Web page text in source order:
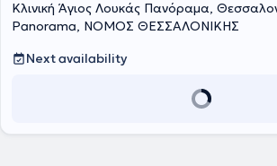
manages cases of Pediatric Trauma, Pediatric
Orthopedics, as well as Adult Traumatology.
Κλινική Άγιος Λουκάς Πανόραμα,
Panorama, ΝΟΜΟΣ ΘΕΣΣΑΛΟΝΙΚΗΣ
Next availability